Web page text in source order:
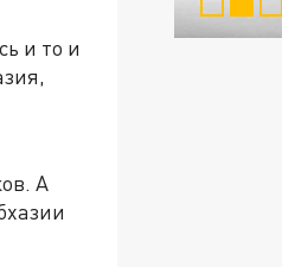
и то и
А